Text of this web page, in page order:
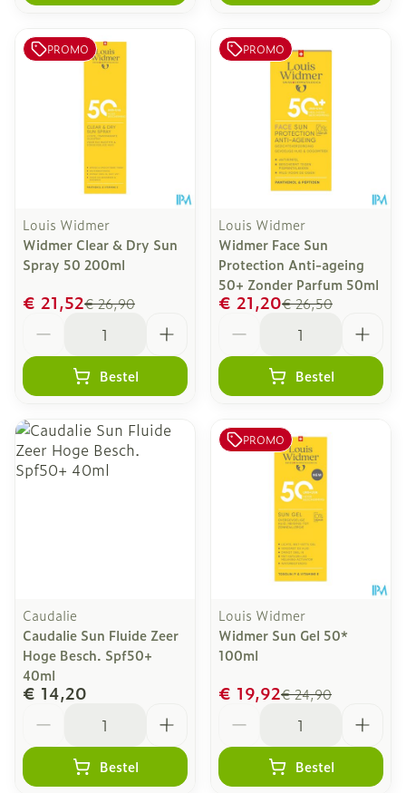
PROMO
Louis Widmer
Widmer Clear & Dry Sun
Spray 50 200ml
€ 26,90
€ 21,52
Bestel
PROMO
Louis Widmer
Widmer Face Sun
Protection Anti-ageing
50+ Zonder Parfum 50ml
€ 26,50
€ 21,20
Bestel
Caudalie
Caudalie Sun Fluide Zeer
Hoge Besch. Spf50+
40ml
€ 14,20
Bestel
PROMO
Louis Widmer
Widmer Sun Gel 50*
100ml
€ 24,90
€ 19,92
Bestel